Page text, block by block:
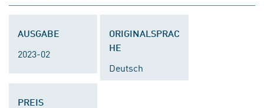
AUSGABE
2023-02
ORIGINALSPRAC
HE
Deutsch
PREIS